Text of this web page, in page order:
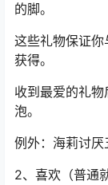
的脚。
这些礼物保证
获得。
收到最爱的礼
泡。
例外：海莉讨厌
2、喜欢（普通